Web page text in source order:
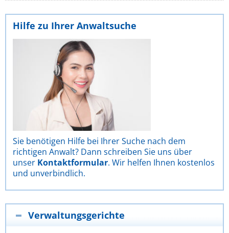
Hilfe zu Ihrer Anwaltsuche
Sie benötigen Hilfe bei Ihrer Suche nach dem
richtigen Anwalt? Dann schreiben Sie uns über
unser Kontaktformular. Wir helfen Ihnen kostenlos
und unverbindlich.
Verwaltungsgerichte